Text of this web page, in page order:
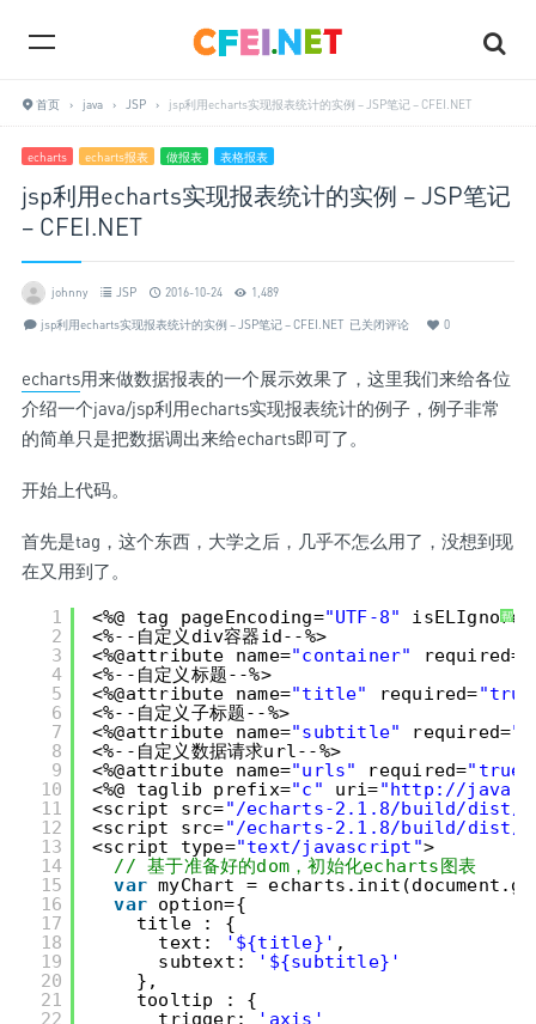
首页 › java › JSP › jsp利用echarts实现报表统计的实例 – JSP笔记 – CFEI.NET
echarts echarts报表 做报表 表格报表
jsp利用echarts实现报表统计的实例 – JSP笔记
– CFEI.NET
johnny JSP 2016-10-24 1,489
jsp利用echarts实现报表统计的实例 – JSP笔记 – CFEI.NET 已关闭评论 0
echarts用来做数据报表的一个展示效果了，这里我们来给各位
介绍一个java/jsp利用echarts实现报表统计的例子，例子非常
的简单只是把数据调出来给echarts即可了。
开始上代码。
首先是tag，这个东西，大学之后，几乎不怎么用了，没想到现
在又用到了。
帮
1
2
3
4
5
6
7
8
9
10
11
12
13
14
15
16
17
18
19
20
21
22
<%@ tag pageEncoding="UTF-8"
<%--自定义div容器id--%>
<%@attribute name="container" required=
<%--自定义标题--%>
<%@attribute name="title" required=
<%--自定义子标题--%>
<%@attribute name="subtitle" required=
<%--自定义数据请求url--%>
<%@attribute name="urls" required="true"
<%@ taglib prefix="c" uri="http://
<script src="/echarts-2.1.8/build/dist/
<script src="/echarts-2.1.8/build/dist/
<script type="text/javascript">
// 基于准备好的dom，初始化echarts图表
var myChart =
var option={
title : {
text:
'${title}' ,
subtext:
'${subtitle}'
},
tooltip : {
trigger:
'axis'